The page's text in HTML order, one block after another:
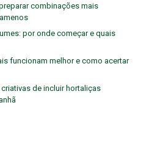
combinações mais
por onde começar e quais
funcionam melhor e como acertar
de incluir hortaliças